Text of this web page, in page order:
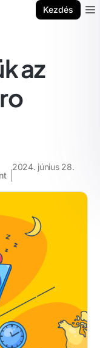
Kezdés
az
2024. június 28.